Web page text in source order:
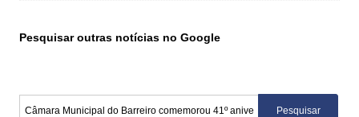
Pesquisar outras notícias no Google